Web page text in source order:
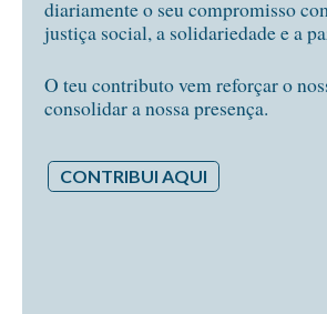
diariamente o seu compromisso
justiça social, a solidariedade e a
O teu contributo vem reforçar o
consolidar a nossa presença.
CONTRIBUI AQUI